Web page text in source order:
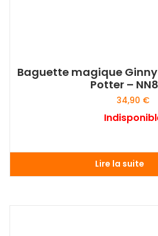
Baguette magique
Potter –
34,90 €
Lire la suite